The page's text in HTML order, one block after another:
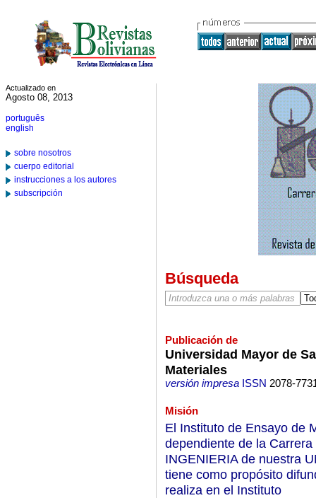
Actualizado en
Agosto 08, 2013
português
english
sobre nosotros
cuerpo editorial
instrucciones a los autores
subscripción
Búsqueda
Publicación de
Universidad Mayor de
Materiales
versión impresaISSN 2078-
Misión
El Instituto de Ensayo de
dependiente de la
INGENIERIA de nuestra
tiene como propósito
realiza en el Instituto